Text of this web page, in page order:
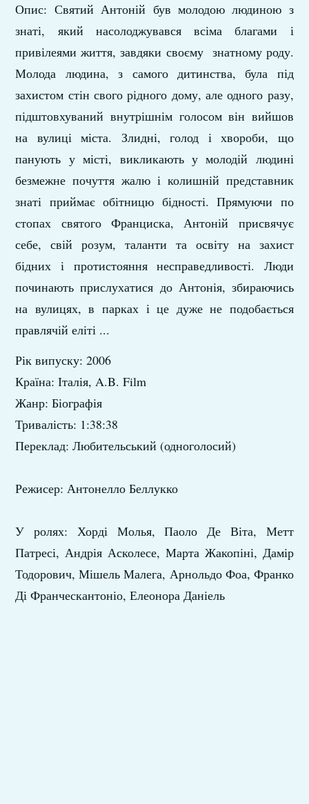
Опис: Святий Антоній був молодою людиною з
знаті, який насолоджувався всіма благами і
привілеями життя, завдяки своєму знатному роду.
Молода людина, з самого дитинства, була під
захистом стін свого рідного дому, але одного разу,
підштовхуваний внутрішнім голосом він вийшов
на вулиці міста. Злидні, голод і хвороби, що
панують у місті, викликають у молодій людині
безмежне почуття жалю і колишній представник
знаті приймає обітницю бідності. Прямуючи по
стопах святого Франциска, Антоній присвячує
себе, свій розум, таланти та освіту на захист
бідних і протистояння несправедливості. Люди
починають прислухатися до Антонія, збираючись
на вулицях, в парках і це дуже не подобається
правлячій еліті ...
Рік випуску: 2006
Країна: Італія, A.B. Film
Жанр: Біографія
Тривалість: 1:38:38
Переклад: Любительський (одноголосий)
Режисер: Антонелло Беллукко
У ролях: Хорді Молья, Паоло Де Віта, Метт
Патресі, Андрія Асколесе, Марта Жакопіні, Дамір
Тодорович, Мішель Малега, Арнольдо Фоа, Франко
Ді Франческантоніо, Елеонора Даніель